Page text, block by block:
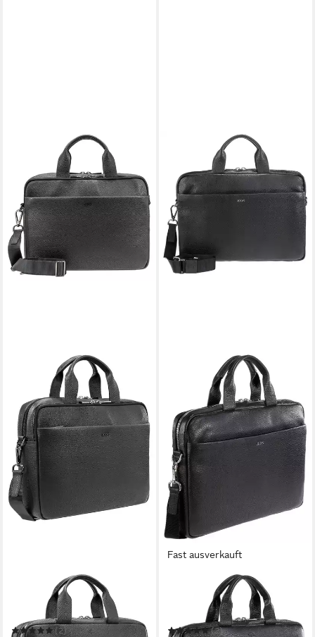
Messenger Bag cardona
pandion briefbag mhz
(2)
Fast ausverkauft
Messenger Bag cardona
pandion briefbag shz 2
(2)